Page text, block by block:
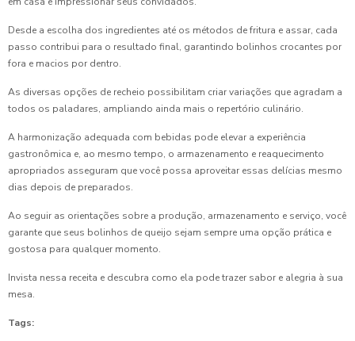
Desde a escolha dos ingredientes até os métodos de fritura e assar, cada
passo contribui para o resultado final, garantindo bolinhos crocantes por
fora e macios por dentro.
As diversas opções de recheio possibilitam criar variações que agradam a
todos os paladares, ampliando ainda mais o repertório culinário.
A harmonização adequada com bebidas pode elevar a experiência
gastronômica e, ao mesmo tempo, o armazenamento e reaquecimento
apropriados asseguram que você possa aproveitar essas delícias mesmo
dias depois de preparados.
Ao seguir as orientações sobre a produção, armazenamento e serviço, você
garante que seus bolinhos de queijo sejam sempre uma opção prática e
gostosa para qualquer momento.
Invista nessa receita e descubra como ela pode trazer sabor e alegria à sua
mesa.
Tags: